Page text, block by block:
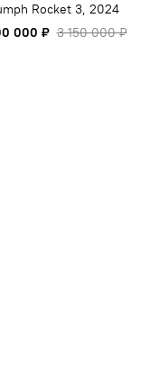
Rocket 3, 2024
000 ₽ 3 150 000 ₽